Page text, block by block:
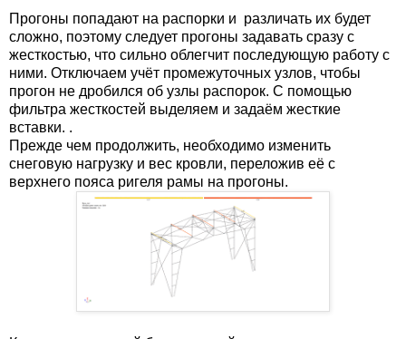
Прогоны попадают на распорки и различать их будет
сложно, поэтому следует прогоны задавать сразу с
жесткостью, что сильно облегчит последующую работу с
ними. Отключаем учёт промежуточных узлов, чтобы
прогон не дробился об узлы распорок. С помощью
фильтра жесткостей выделяем и задаём жесткие
вставки. .
Прежде чем продолжить, необходимо изменить
снеговую нагрузку и вес кровли, переложив её с
верхнего пояса ригеля рамы на прогоны.